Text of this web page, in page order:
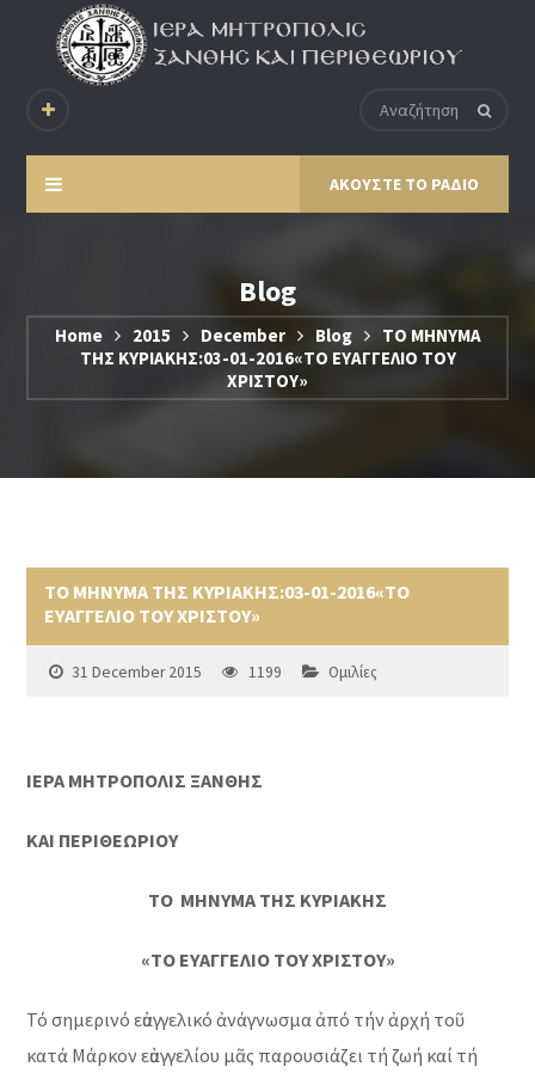
ΑΚΟΥΣΤΕ ΤΟ ΡΑΔΙΟ
Blog
Home 2015 December Blog
ΤΟ ΜΗΝΥΜΑ
ΤΗΣ ΚΥΡΙΑΚΗΣ:03-01-2016«ΤΟ ΕΥΑΓΓΕΛΙΟ ΤΟΥ
ΧΡΙΣΤΟΥ»
ΤΟ ΜΗΝΥΜΑ ΤΗΣ ΚΥΡΙΑΚΗΣ:03-01-2016«ΤΟ
ΕΥΑΓΓΕΛΙΟ ΤΟΥ ΧΡΙΣΤΟΥ»
31 December 2015 1199 Ομιλίες
ΙΕΡΑ ΜΗΤΡΟΠΟΛΙΣ ΞΑΝΘΗΣ
ΚΑΙ ΠΕΡΙΘΕΩΡΙΟΥ
ΤΟ ΜΗΝΥΜΑ ΤΗΣ ΚΥΡΙΑΚΗΣ
«ΤΟ ΕΥΑΓΓΕΛΙΟ ΤΟΥ ΧΡΙΣΤΟΥ»
Τό σημερινό εὐαγγελικό ἀνάγνωσμα ἀπό τήν ἀρχή τοῦ
κατά Μάρκον εὐαγγελίου μᾶς παρουσιάζει τή ζωή καί τή